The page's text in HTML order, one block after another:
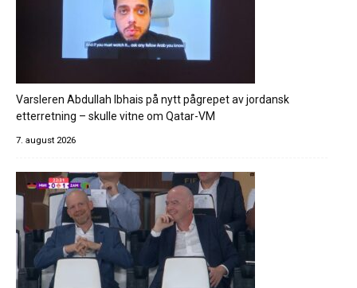
Varsleren Abdullah Ibhais på nytt pågrepet av jordansk
etterretning – skulle vitne om Qatar-VM
7. august 2026